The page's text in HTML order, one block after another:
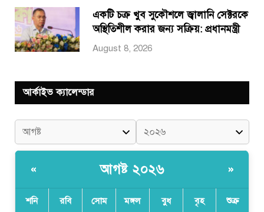
একটি চক্র খুব সুকৌশলে জ্বালানি সেক্টরকে
অস্থিতিশীল করার জন্য সক্রিয়: প্রধানমন্ত্রী
August 8, 2026
আর্কাইভ ক্যালেন্ডার
« আগষ্ট ২০২৬ »
শনি রবি সোম মঙ্গল বুধ বৃহ শুক্র